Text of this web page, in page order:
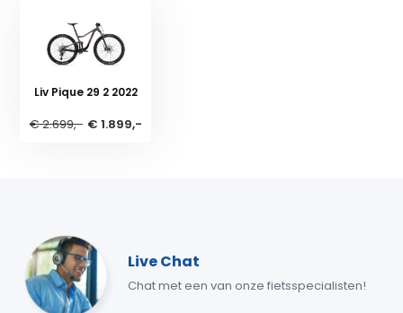
Liv Pique 29 2 2022
€ 2.699,- € 1.899,-
Live Chat
Chat met een van onze fietsspecialisten!